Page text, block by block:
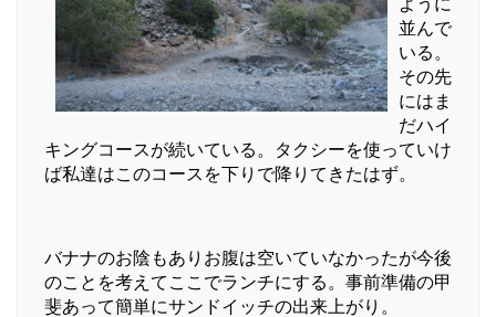
並んで
いる。
その先
にはま
だハイ
キングコースが続いている。タクシーを使っていけ
ば私達はこのコースを下りで降りてきたはず。
バナナのお陰もありお腹は空いていなかったが今後
のことを考えてここでランチにする。事前準備の甲
斐あって簡単にサンドイッチの出来上がり。